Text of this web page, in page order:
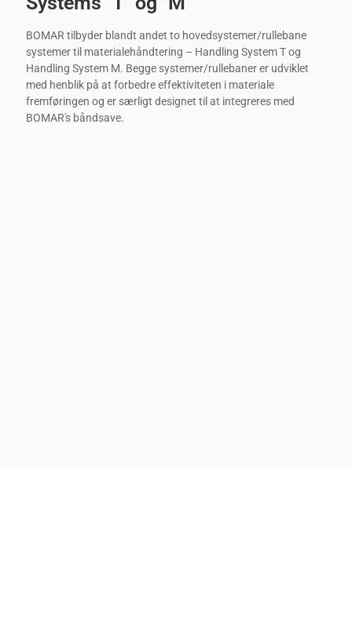
BOMAR tilbyder blandt andet to hovedsystemer/rullebane
systemer til materialehåndtering – Handling System T og
Handling System M. Begge systemer/rullebaner er udviklet
med henblik på at forbedre effektiviteten i materiale
fremføringen og er særligt designet til at integreres med
BOMAR's båndsave.